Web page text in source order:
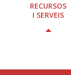
RECURSOS
I SERVEIS